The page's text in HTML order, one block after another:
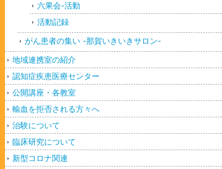
六果会-活動
活動記録
がん患者の集い -那賀いきいきサロン-
地域連携室の紹介
認知症疾患医療センター
公開講座・各教室
輸血を拒否される方々へ
治験について
臨床研究について
新型コロナ関連